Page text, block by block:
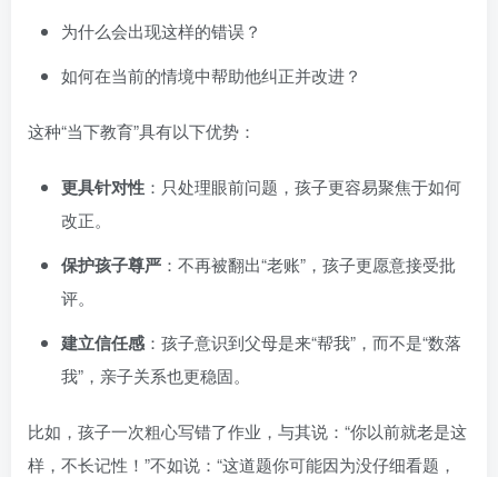
为什么会出现这样的错误？
如何在当前的情境中帮助他纠正并改进？
这种“当下教育”具有以下优势：
更具针对性 ：只处理眼前问题，孩子更容易聚焦于如何
改正。
保护孩子尊严 ：不再被翻出“老账”，孩子更愿意接受批
评。
建立信任感 ：孩子意识到父母是来“帮我”，而不是“数落
我”，亲子关系也更稳固。
比如，孩子一次粗心写错了作业，与其说：“你以前就老是这
样，不长记性！”不如说：“这道题你可能因为没仔细看题，